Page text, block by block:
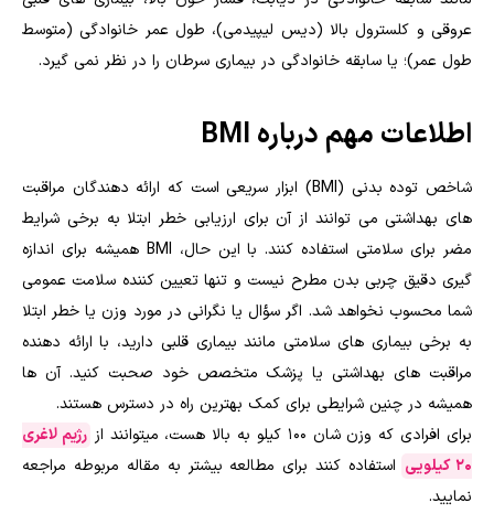
عروقی و کلسترول بالا (دیس لیپیدمی)، طول عمر خانوادگی (متوسط
طول عمر)؛ یا سابقه خانوادگی در بیماری سرطان را در نظر نمی گیرد.
اطلاعات مهم درباره BMI
شاخص توده بدنی (BMI) ابزار سریعی است که ارائه دهندگان مراقبت
های بهداشتی می توانند از آن برای ارزیابی خطر ابتلا به برخی شرایط
مضر برای سلامتی استفاده کنند. با این حال، BMI همیشه برای اندازه
گیری دقیق چربی بدن مطرح نیست و تنها تعیین کننده سلامت عمومی
شما محسوب نخواهد شد. اگر سؤال یا نگرانی در مورد وزن یا خطر ابتلا
به برخی بیماری های سلامتی مانند بیماری قلبی دارید، با ارائه دهنده
مراقبت های بهداشتی یا پزشک متخصص خود صحبت کنید. آن ها
همیشه در چنین شرایطی برای کمک بهترین راه در دسترس هستند.
برای افرادی که وزن شان ۱۰۰ کیلو به بالا هست، میتوانند از
رژیم لاغری
20 کیلویی
استفاده کنند برای مطالعه بیشتر به مقاله مربوطه مراجعه
نمایید.